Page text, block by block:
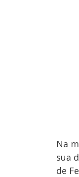
Na
sua
de